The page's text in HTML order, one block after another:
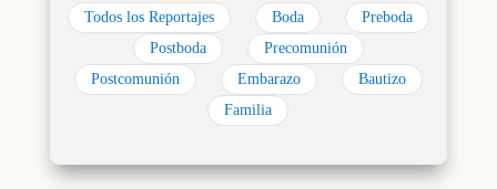
Todos los Reportajes Boda
Preboda
Postboda
Precomunión
Postcomunión
Embarazo
Bautizo
Familia